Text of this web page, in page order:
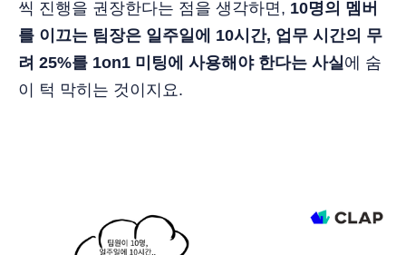
씩 진행을 권장한다는 점을 생각하면, 10명의 멤버
를 이끄는 팀장은 일주일에 10시간, 업무 시간의 무
려 25%를 1on1 미팅에 사용해야 한다는 사실에 숨
이 턱 막히는 것이지요.